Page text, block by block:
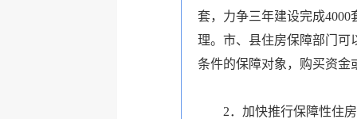
套，力争三年建设完成
理。市、县住房保障部门可
条件的保障对象，购买资金
2．加快推行保障性住房